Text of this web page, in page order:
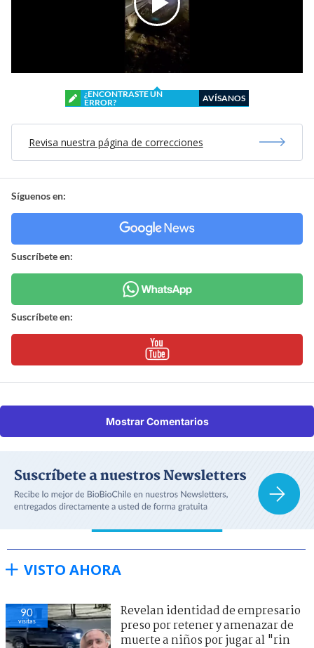
¿ENCONTRASTE UN
ERROR?
AVÍSANOS
Revisa nuestra página de correcciones
Síguenos en:
Suscríbete en:
Suscríbete en:
Mostrar Comentarios
VISTO AHORA
90
visitas
Revelan identidad de empresario
preso por retener y amenazar de
muerte a niños por jugar al "rin